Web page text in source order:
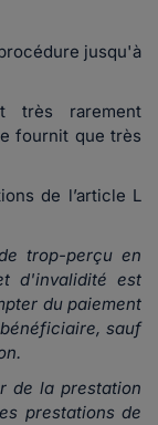
jusqu'à
très rarement
fournit que très
de l’article L
trop-perçu en
d'invalidité est
du paiement
sauf
de la prestation
prestations de